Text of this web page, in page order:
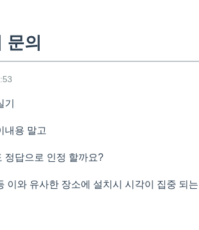
문의
내용 말고
정답으로 인정 할까요?
이와 유사한 장소에 설치시 시각이 집중 되